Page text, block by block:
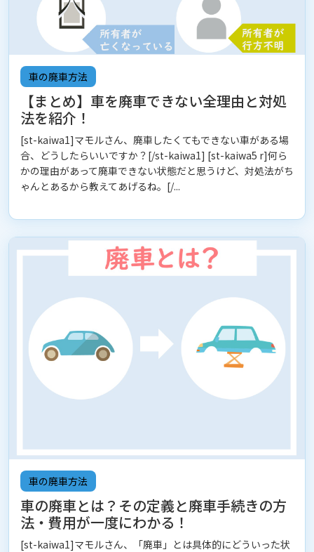
車の廃車方法
【まとめ】車を廃車できない全理由と対処
法を紹介！
[st-kaiwa1]マモルさん、廃車したくてもできない車がある場
合、どうしたらいいですか？[/st-kaiwa1] [st-kaiwa5 r]何ら
かの理由があって廃車できない状態だと思うけど、対処法がち
ゃんとあるから教えてあげるね。[/...
車の廃車方法
車の廃車とは？その定義と廃車手続きの方
法・費用が一度にわかる！
[st-kaiwa1]マモルさん、「廃車」とは具体的にどういった状